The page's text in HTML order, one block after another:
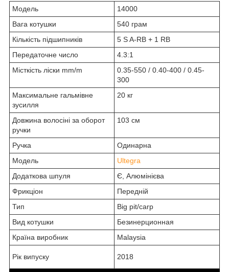
Модель
14000
Вага котушки
540 грам
Кількість підшипників
5 S A-RB + 1 RB
Передаточне число
4.3:1
Місткість ліски mm/m
0.35-550 / 0.40-400 / 0.45-
300
Максимальне гальмівне
зусилля
20 кг
Довжина волосіні за оборот
ручки
103 см
Ручка
Одинарна
Модель
Ultegra
Додаткова шпуля
Є, Алюмінієва
Фрикціон
Передній
Тип
Big pit/carp
Вид котушки
Безинерционная
Країна виробник
Malaysia
Рік випуску 2018